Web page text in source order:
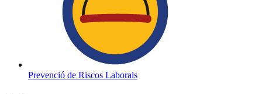
Prevenció de Riscos Laborals